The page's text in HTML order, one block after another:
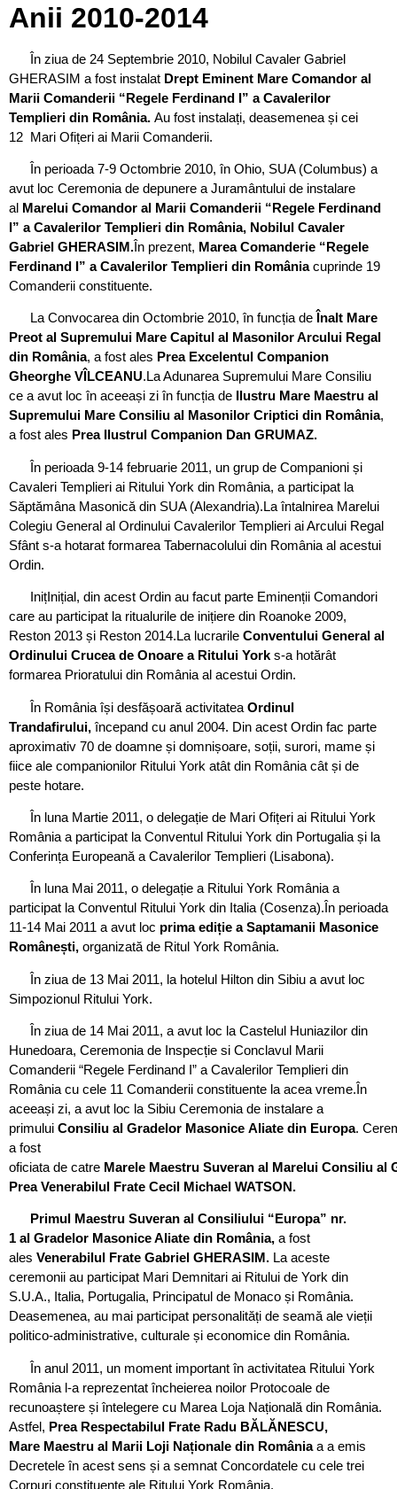
Anii 2010-2014
În ziua de 24 Septembrie 2010, Nobilul Cavaler Gabriel
GHERASIM a fost instalat Drept Eminent Mare Comandor al
Marii Comanderii “Regele Ferdinand I” a Cavalerilor
Templieri din România. Au fost instalați, deasemenea și cei
12 Mari Ofițeri ai Marii Comanderii.
În perioada 7-9 Octombrie 2010, în Ohio, SUA (Columbus) a
avut loc Ceremonia de depunere a Juramântului de instalare
al Marelui Comandor al Marii Comanderii “Regele Ferdinand
I” a Cavalerilor Templieri din România, Nobilul Cavaler
Gabriel GHERASIM.În prezent, Marea Comanderie “Regele
Ferdinand I” a Cavalerilor Templieri din Româniacuprinde 19
Comanderii constituente.
La Convocarea din Octombrie 2010, în funcția de Înalt Mare
Preot al Supremului Mare Capitul al Masonilor Arcului Regal
din România, a fost ales Prea Excelentul Companion
Gheorghe VÎLCEANU.La Adunarea Supremului Mare Consiliu
ce a avut loc în aceeași zi în funcția de Ilustru Mare Maestru al
Supremului Mare Consiliu al Masonilor Criptici din România,
a fost ales Prea Ilustrul Companion Dan GRUMAZ.
În perioada 9-14 februarie 2011, un grup de Companioni și
Cavaleri Templieri ai Ritului York din România, a participat la
Săptămâna Masonică din SUA (Alexandria).La întalnirea Marelui
Colegiu General al Ordinului Cavalerilor Templieri ai Arcului Regal
Sfânt s-a hotarat formarea Tabernacolului din România al acestui
Ordin.
InițInițial, din acest Ordin au facut parte Eminenții Comandori
care au participat la ritualurile de inițiere din Roanoke 2009,
Reston 2013 și Reston 2014.La lucrarile Conventului General al
Ordinului Crucea de Onoare a Ritului York s-a hotărât
formarea Prioratului din România al acestui Ordin.
În România își desfășoară activitatea Ordinul
Trandafirului,începand cu anul 2004. Din acest Ordin fac parte
aproximativ 70 de doamne și domnișoare, soții, surori, mame și
fiice ale companionilor Ritului York atât din România cât și de
peste hotare.
În luna Martie 2011, o delegație de Mari Ofițeri ai Ritului York
România a participat la Conventul Ritului York din Portugalia și la
Conferința Europeană a Cavalerilor Templieri (Lisabona).
În luna Mai 2011, o delegație a Ritului York România a
participat la Conventul Ritului York din Italia (Cosenza).În perioada
11-14 Mai 2011 a avut loc prima ediție a Saptamanii Masonice
Românești, organizată de Ritul York România.
În ziua de 13 Mai 2011, la hotelul Hilton din Sibiu a avut loc
Simpozionul Ritului York.
În ziua de 14 Mai 2011, a avut loc la Castelul Huniazilor din
Hunedoara, Ceremonia de Inspecție si Conclavul Marii
Comanderii “Regele Ferdinand I” a Cavalerilor Templieri din
România cu cele 11 Comanderii constituente la acea vreme.În
aceeași zi, a avut loc la Sibiu Ceremonia de instalare a
primului Consiliu al Gradelor Masonice Aliate din Europa.
a fost
oficiata de catre Marele Maestru Suveran al Marelui Consiliu al
Prea Venerabilul Frate Cecil Michael WATSON.
Primul Maestru Suveran al Consiliului “Europa” nr.
1 al Gradelor Masonice Aliate din România, a fost
ales Venerabilul Frate Gabriel GHERASIM. La aceste
ceremonii au participat Mari Demnitari ai Ritului de York din
S.U.A., Italia, Portugalia, Principatul de Monaco și România.
Deasemenea, au mai participat personalități de seamă ale vieții
politico-administrative, culturale și economice din România.
În anul 2011, un moment important în activitatea Ritului York
România l-a reprezentat încheierea noilor Protocoale de
recunoaștere și întelegere cu Marea Loja Națională din România.
Astfel, Prea Respectabilul Frate Radu BĂLĂNESCU,
Mare Maestru al Marii Loji Naționale din Româniaa a emis
Decretele în acest sens și a semnat Concordatele cu cele trei
Corpuri constituente ale Ritului York România.